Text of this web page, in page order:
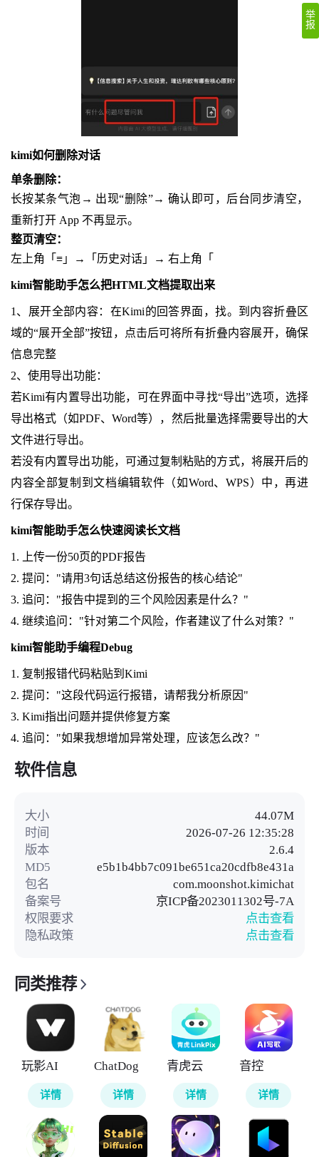
kimi如何删除对话
单条删除：
长按某条气泡→ 出现“删除”→ 确认即可，后台同步清空，
重新打开 App 不再显示。
整页清空：
左上角「≡」→「历史对话」→ 右上角「
kimi智能助手怎么把HTML文档提取出来
1、展开全部内容：在Kimi的回答界面，找。到内容折叠区
域的“展开全部”按钮，点击后可将所有折叠内容展开，确保
信息完整
2、使用导出功能：
若Kimi有内置导出功能，可在界面中寻找“导出”选项，选择
导出格式（如PDF、Word等），然后批量选择需要导出的大
文件进行导出。
若没有内置导出功能，可通过复制粘贴的方式，将展开后的
内容全部复制到文档编辑软件（如Word、WPS）中，再进
行保存导出。
kimi智能助手怎么快速阅读长文档
1. 上传一份50页的PDF报告
2. 提问："请用3句话总结这份报告的核心结论"
3. 追问："报告中提到的三个风险因素是什么？"
4. 继续追问："针对第二个风险，作者建议了什么对策？"
kimi智能助手编程Debug
1. 复制报错代码粘贴到Kimi
2. 提问："这段代码运行报错，请帮我分析原因"
3. Kimi指出问题并提供修复方案
4. 追问："如果我想增加异常处理，应该怎么改？"
软件信息
大小
44.07M
时间
2026-07-26 12:35:28
版本
2.6.4
MD5
e5b1b4bb7c091be651ca20cdfb8e431a
包名
com.moonshot.kimichat
备案号
京ICP备2023011302号-7A
权限要求
点击查看
隐私政策
点击查看
同类推荐
玩影AI
详情
ChatDog
详情
青虎云
详情
音控
详情
举
报